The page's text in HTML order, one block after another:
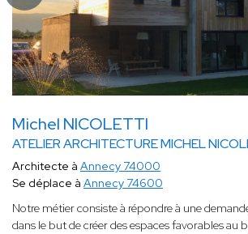
Michel NICOLETTI
ATELIER ARCHITECTURE MICHEL
Architecte à Annecy 74000
Se déplace à Annecy 74600
Notre métier consiste à répondre à une
dans le but de créer des espaces favorables au